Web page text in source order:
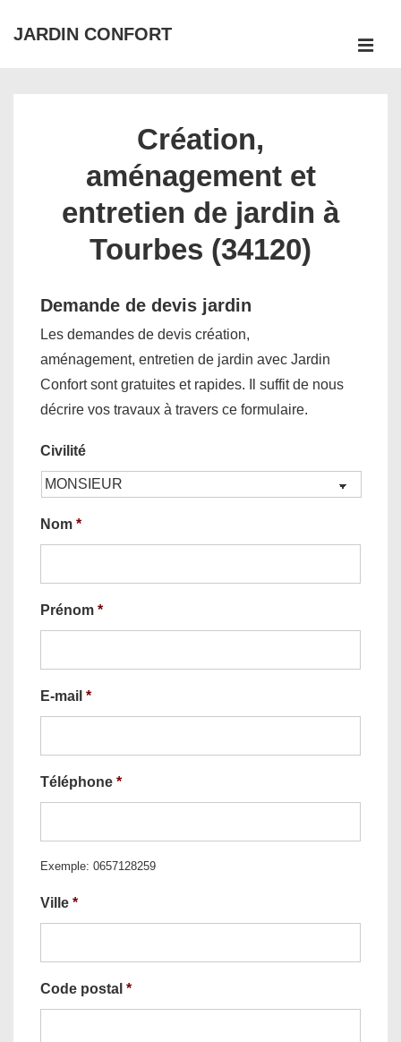
passer
JARDIN CONFORT
Création,
aménagement et
entretien de jardin à
Tourbes (34120)
Demande de devis jardin
Les demandes de devis création,
aménagement, entretien de jardin avec Jardin
Confort sont gratuites et rapides. Il suffit de nous
décrire vos travaux à travers ce formulaire.
Civilité
Nom *
Prénom *
E-mail *
Téléphone *
Exemple: 0657128259
Ville *
Code postal *